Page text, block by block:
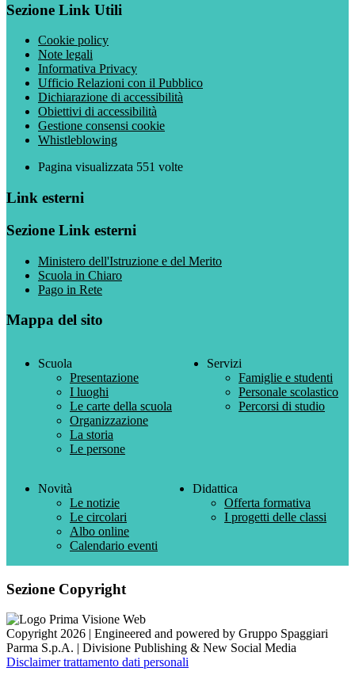
Sezione Link Utili
Cookie policy
Note legali
Informativa Privacy
Ufficio Relazioni con il Pubblico
Dichiarazione di accessibilità
Obiettivi di accessibilità
Gestione consensi cookie
Whistleblowing
Pagina visualizzata 551 volte
Link esterni
Sezione Link esterni
Ministero dell'Istruzione e del Merito
Scuola in Chiaro
Pago in Rete
Mappa del sito
Scuola
Presentazione
I luoghi
Le carte della scuola
Organizzazione
La storia
Le persone
Servizi
Famiglie e studenti
Personale scolastico
Percorsi di studio
Novità
Le notizie
Le circolari
Albo online
Calendario eventi
Didattica
Offerta formativa
I progetti delle classi
Sezione Copyright
Copyright 2026 | Engineered and powered by Gruppo Spaggiari
Parma S.p.A. | Divisione Publishing & New Social Media
Disclaimer trattamento dati personali